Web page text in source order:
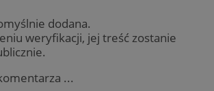
dodana.
weryfikacji, jej treść zostanie
...